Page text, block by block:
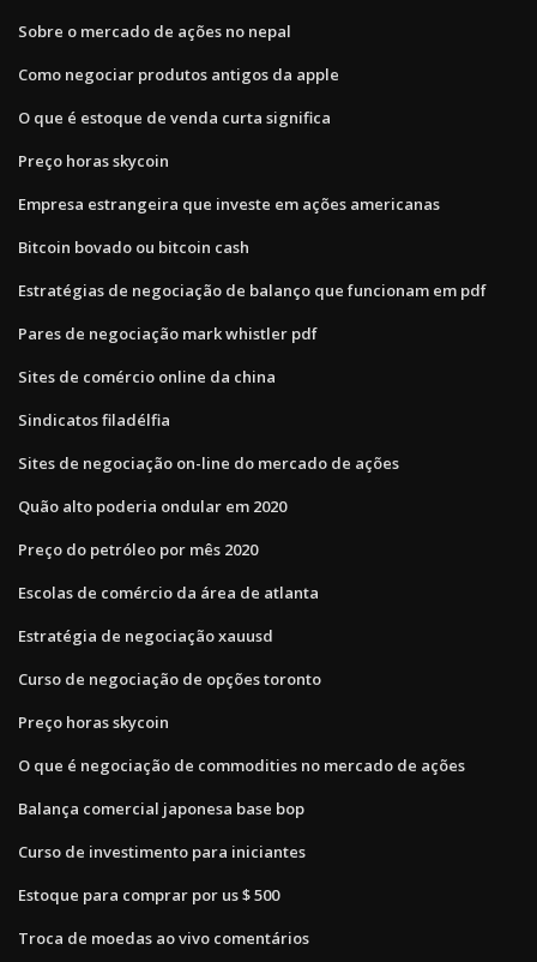
Sobre o mercado de ações no nepal
Como negociar produtos antigos da apple
O que é estoque de venda curta significa
Preço horas skycoin
Empresa estrangeira que investe em ações americanas
Bitcoin bovado ou bitcoin cash
Estratégias de negociação de balanço que funcionam em pdf
Pares de negociação mark whistler pdf
Sites de comércio online da china
Sindicatos filadélfia
Sites de negociação on-line do mercado de ações
Quão alto poderia ondular em 2020
Preço do petróleo por mês 2020
Escolas de comércio da área de atlanta
Estratégia de negociação xauusd
Curso de negociação de opções toronto
Preço horas skycoin
O que é negociação de commodities no mercado de ações
Balança comercial japonesa base bop
Curso de investimento para iniciantes
Estoque para comprar por us $ 500
Troca de moedas ao vivo comentários